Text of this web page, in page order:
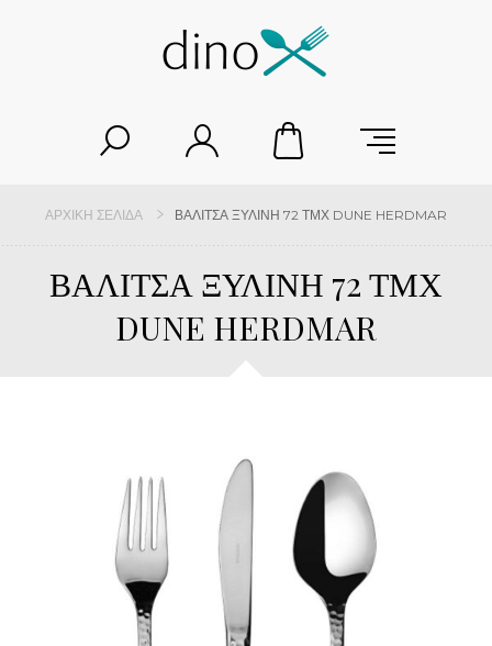
ΑΡΧΙΚΉ ΣΕΛΊΔΑ ΒΑΛΙΤΣΑ ΞΥΛΙΝΗ 72 ΤΜΧ DUNE HERDMAR
ΒΑΛΙΤΣΑ ΞΥΛΙΝΗ 72 ΤΜΧ
DUNE HERDMAR